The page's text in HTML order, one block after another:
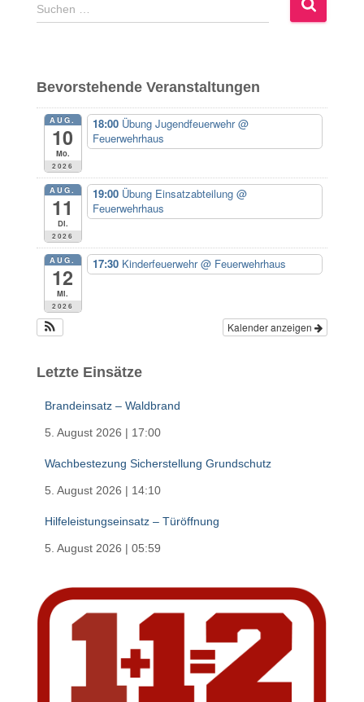
u
n
n
:
Suchen …
Bevorstehende Veranstaltungen
AUG.
10
Mo.
2026
18:00 Übung Jugendfeuerwehr@
Feuerwehrhaus
AUG.
11
Di.
2026
19:00 Übung Einsatzabteilung @
Feuerwehrhaus
AUG.
12
Mi.
2026
17:30 Kinderfeuerwehr@ Feuerwehrhaus
Kalender anzeigen
Letzte Einsätze
Brandeinsatz – Waldbrand
5. August 2026 | 17:00
Wachbestezung Sicherstellung Grundschutz
5. August 2026 | 14:10
Hilfeleistungseinsatz – Türöffnung
5. August 2026 | 05:59